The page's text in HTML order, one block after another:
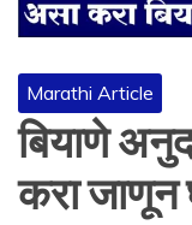
Marathi Article
बियाणे
करा जाणून